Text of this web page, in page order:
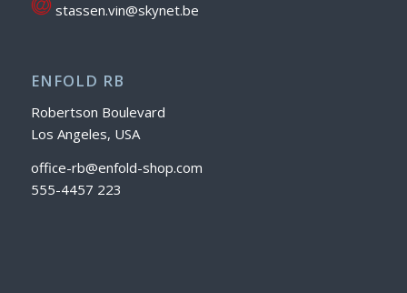
stassen.vin@skynet.be
ENFOLD RB
Robertson Boulevard
Los Angeles, USA
office-rb@enfold-shop.com
555-4457 223